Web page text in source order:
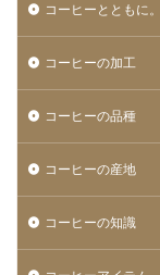
コーヒーとともに。
コーヒーの加工
コーヒーの品種
コーヒーの産地
コーヒーの知識